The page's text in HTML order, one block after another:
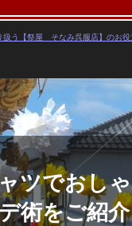
扱う【祭屋 そなみ呉服店】のお役
ツでおし
術をご紹介